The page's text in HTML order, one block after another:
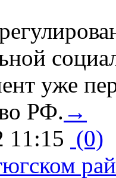
уже
РФ. →
11:15 (0)